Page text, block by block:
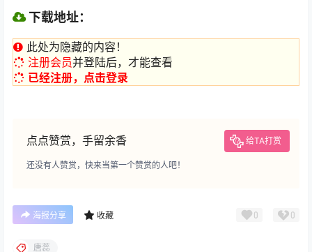
下载地址：
此处为隐藏的内容！
注册会员并登陆后，才能查看
已经注册，点击登录
点点赞赏，手留余香 给TA打赏
还没有人赞赏，快来当第一个赞赏的人吧！
海报分享 收藏 0 0
唐蕊